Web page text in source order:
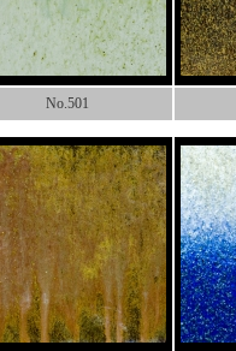
No.501